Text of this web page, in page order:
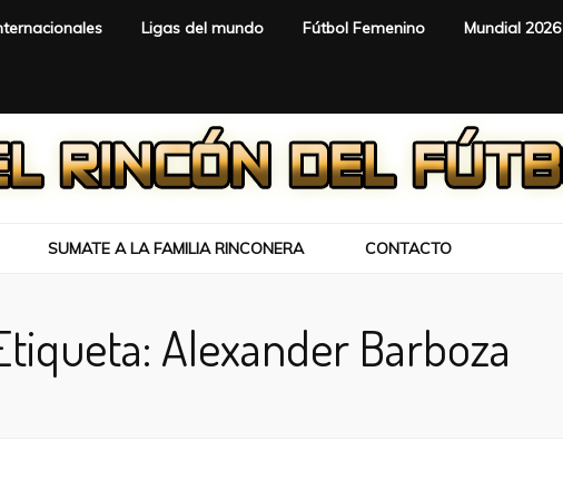
Ligas del mundo Fútbol Femenino Mundial 2026
SUMATE A LA FAMILIA RINCONERA CONTACTO
Alexander Barboza